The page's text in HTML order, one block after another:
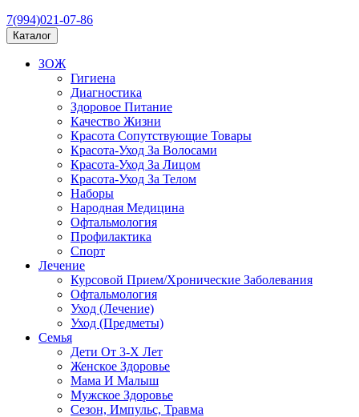
7(994)021-07-86
Каталог
ЗОЖ
Гигиена
Диагностика
Здоровое Питание
Качество Жизни
Красота Сопутствующие Товары
Красота-Уход За Волосами
Красота-Уход За Лицом
Красота-Уход За Телом
Наборы
Народная Медицина
Офтальмология
Профилактика
Спорт
Лечение
Курсовой Прием/Хронические Заболевания
Офтальмология
Уход (Лечение)
Уход (Предметы)
Семья
Дети От 3-Х Лет
Женское Здоровье
Мама И Малыш
Мужское Здоровье
Сезон, Импульс, Травма